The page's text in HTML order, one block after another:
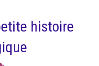
histoire